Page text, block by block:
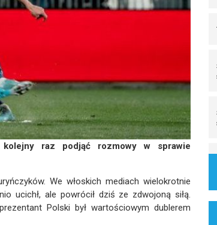
raz podjąć rozmowy w sprawie
We włoskich mediach wielokrotnie
ucichł, ale powrócił dziś ze zdwojoną siłą.
Polski był wartościowym dublerem